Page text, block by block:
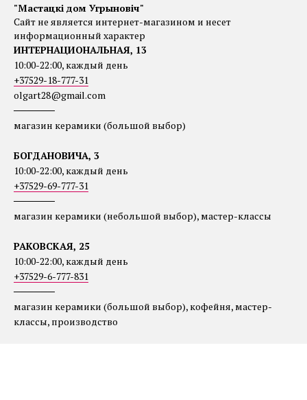
"Мастацкі дом Угрыновіч"
Сайт не является интернет-магазином и несет
информационный характер
ИНТЕРНАЦИОНАЛЬНАЯ, 13
10:00-22:00, каждый день
+37529-18-777-31
olgart28@gmail.com
──────
магазин керамики (большой выбор)
БОГДАНОВИЧА, 3
10:00-22:00, каждый день
+37529-69-777-31
──────
магазин керамики (небольшой выбор), мастер-классы
РАКОВСКАЯ, 25
10:00-22:00, каждый день
+37529-6-777-831
──────
магазин керамики (большой выбор), кофейня, мастер-
классы, производство